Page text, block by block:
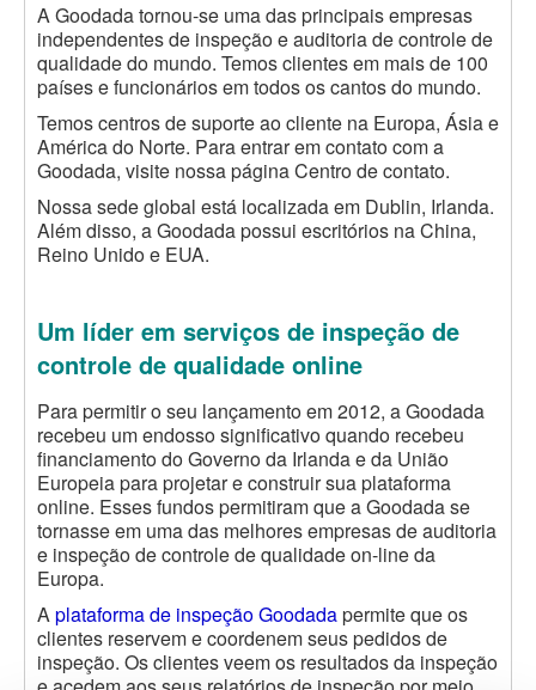
A Goodada tornou-se uma das principais empresas
independentes de inspeção e auditoria de controle de
qualidade do mundo. Temos clientes em mais de 100
países e funcionários em todos os cantos do mundo.
Temos centros de suporte ao cliente na Europa, Ásia e
América do Norte. Para entrar em contato com a
Goodada, visite nossa página Centro de contato.
Nossa sede global está localizada em Dublin, Irlanda.
Além disso, a Goodada possui escritórios na China,
Reino Unido e EUA.
Um líder em serviços de inspeção de
controle de qualidade online
Para permitir o seu lançamento em 2012, a Goodada
recebeu um endosso significativo quando recebeu
financiamento do Governo da Irlanda e da União
Europeia para projetar e construir sua plataforma
online. Esses fundos permitiram que a Goodada se
tornasse em uma das melhores empresas de auditoria
e inspeção de controle de qualidade on-line da
Europa.
Aplataforma de inspeção Goodadapermite que os
clientes reservem e coordenem seus pedidos de
inspeção. Os clientes veem os resultados da inspeção